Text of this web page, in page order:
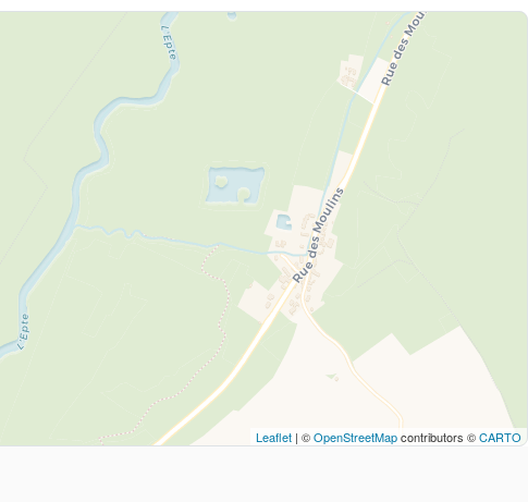
Leaflet | ©OpenStreetMapcontributors ©CARTO